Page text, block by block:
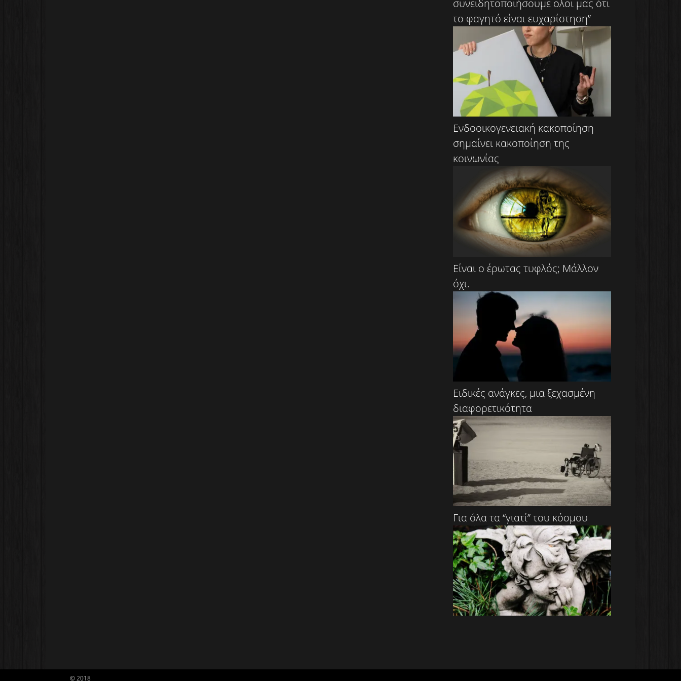
συνειδητοποιήσουμε ολοι μας ότι
το φαγητό είναι ευχαρίστηση”
Ενδοοικογενειακή κακοποίηση
σημαίνει κακοποίηση της
κοινωνίας
Είναι ο έρωτας τυφλός; Μάλλον
όχι.
Ειδικές ανάγκες, μια ξεχασμένη
διαφορετικότητα
Για όλα τα “γιατί” του κόσμου
© 2018